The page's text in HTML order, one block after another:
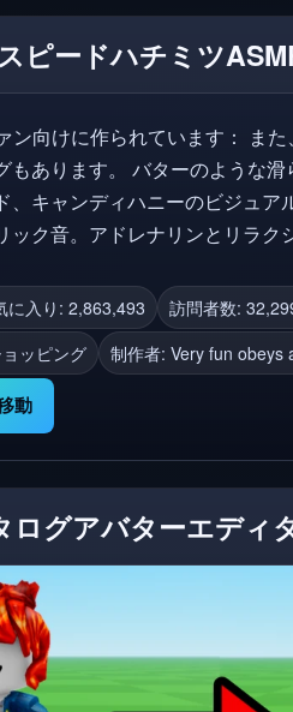
ピードハチミツ
れています： また、Robloxアバターを作るための組み
もあります。 バターのような
、キャンディハニーのビジュア
ック音。アドレナリンとリラク
に入り: 2,863,493 訪問者数:
ッピング
制作者: Very fun obeys
動
ログアバターエディ